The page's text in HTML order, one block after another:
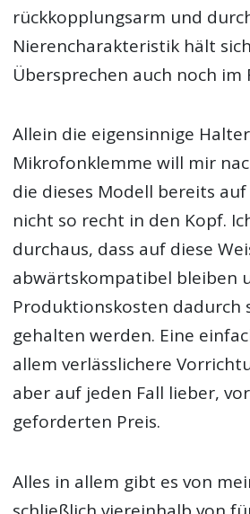
rückkopplungsarm und
Nierencharakteristik hält
Übersprechen auch noch im
Allein die eigensinnige
Mikrofonklemme will mir
die dieses Modell bereits
nicht so recht in den Kopf.
durchaus, dass auf diese
abwärtskompatibel bleiben
Produktionskosten dadurch
gehalten werden. Eine
allem verlässlichere
aber auf jeden Fall lieber,
geforderten Preis.
Alles in allem gibt es von